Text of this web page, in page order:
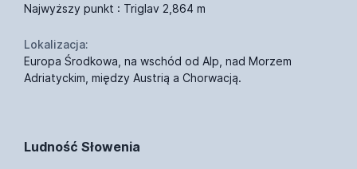
Najwyższy punkt : Triglav 2,864 m
Lokalizacja:
Europa Środkowa, na wschód od Alp, nad Morzem
Adriatyckim, między Austrią a Chorwacją.
Ludność Słowenia